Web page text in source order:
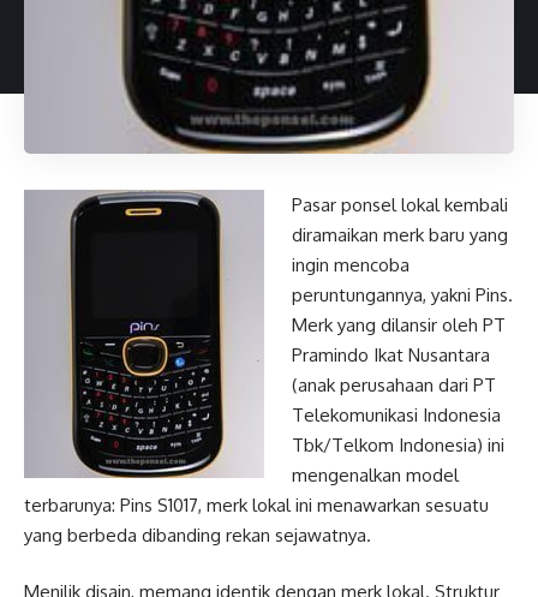
Pasar ponsel lokal kembali
diramaikan merk baru yang
ingin mencoba
peruntungannya, yakni Pins.
Merk yang dilansir oleh PT
Pramindo Ikat Nusantara
(anak perusahaan dari PT
Telekomunikasi Indonesia
Tbk/Telkom Indonesia) ini
mengenalkan model
terbarunya: Pins S1017, merk lokal ini menawarkan sesuatu
yang berbeda dibanding rekan sejawatnya.
Menilik disain, memang identik dengan merk lokal. Struktur